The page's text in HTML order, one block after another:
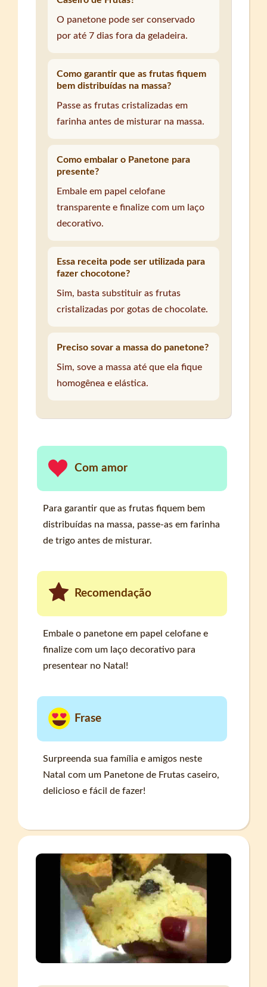
O panetone pode ser conservado
por até 7 dias fora da geladeira.
Como garantir que as frutas fiquem
bem distribuídas na massa?
Passe as frutas cristalizadas em
farinha antes de misturar na massa.
Como embalar o Panetone para
presente?
Embale em papel celofane
transparente e finalize com um laço
decorativo.
Essa receita pode ser utilizada para
fazer chocotone?
Sim, basta substituir as frutas
cristalizadas por gotas de chocolate.
Preciso sovar a massa do panetone?
Sim, sove a massa até que ela fique
homogênea e elástica.
Com amor
Para garantir que as frutas fiquem bem
distribuídas na massa, passe-as em farinha
de trigo antes de misturar.
Recomendação
Embale o panetone em papel celofane e
finalize com um laço decorativo para
presentear no Natal!
Frase
Surpreenda sua família e amigos neste
Natal com um Panetone de Frutas caseiro,
delicioso e fácil de fazer!